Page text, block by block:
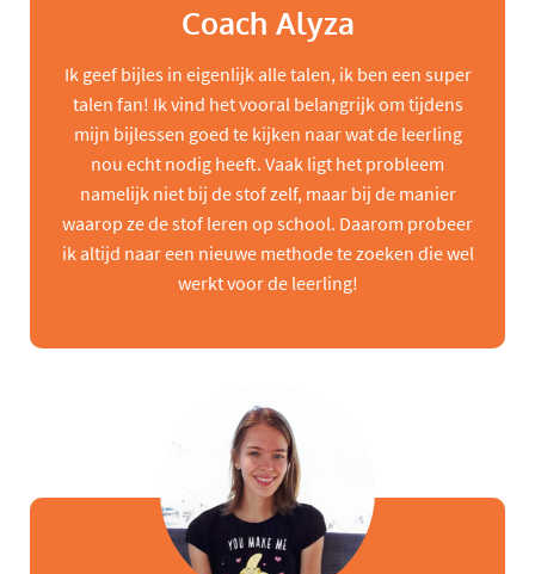
Coach Alyza
Ik geef bijles in eigenlijk alle talen, ik ben een super
talen fan! Ik vind het vooral belangrijk om tijdens
mijn bijlessen goed te kijken naar wat de leerling
nou echt nodig heeft. Vaak ligt het probleem
namelijk niet bij de stof zelf, maar bij de manier
waarop ze de stof leren op school. Daarom probeer
ik altijd naar een nieuwe methode te zoeken die wel
werkt voor de leerling!